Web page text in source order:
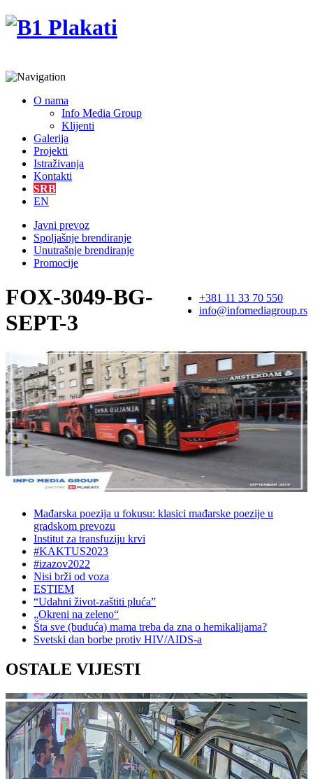
O nama
Info Media Group
Klijenti
Galerija
Projekti
Istraživanja
Kontakti
SRB
EN
Javni prevoz
Spoljašnje brendiranje
Unutrašnje brendiranje
Promocije
+381 11 33 70 550
info@infomediagroup.rs
FOX-3049-BG-
SEPT-3
Mađarska poezija u fokusu: klasici mađarske poezije u
gradskom prevozu
Institut za transfuziju krvi
#KAKTUS2023
#izazov2022
Nisi brži od voza
ESTIEM
“Udahni život-zaštiti pluća”
„Okreni na zeleno“
Šta sve (buduća) mama treba da zna o hemikalijama?
Svetski dan borbe protiv HIV/AIDS-a
OSTALE VIJESTI